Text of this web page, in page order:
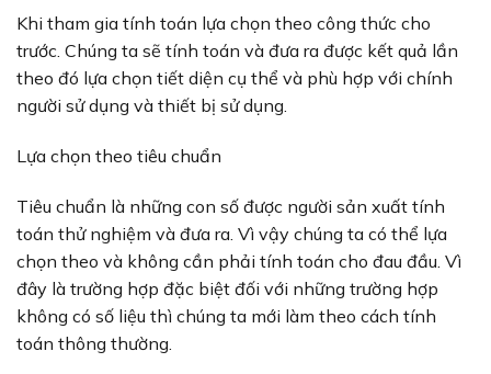
Khi tham gia tính toán lựa chọn theo công thức cho
trước. Chúng ta sẽ tính toán và đưa ra được kết quả lần
theo đó lựa chọn tiết diện cụ thể và phù hợp với chính
người sử dụng và thiết bị sử dụng.
Lựa chọn theo tiêu chuẩn
Tiêu chuẩn là những con số được người sản xuất tính
toán thử nghiệm và đưa ra. Vì vậy chúng ta có thể lựa
chọn theo và không cần phải tính toán cho đau đầu. Vì
đây là trường hợp đặc biệt đối với những trường hợp
không có số liệu thì chúng ta mới làm theo cách tính
toán thông thường.